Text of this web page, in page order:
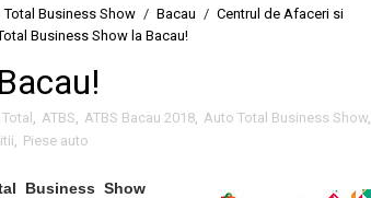
Total Business Show / Bacau / Centrul de Afaceri si
Business Show la Bacau!
, ATBS, ATBS Bacau 2018, Auto Total Business Show,
, Piese auto
Business Show